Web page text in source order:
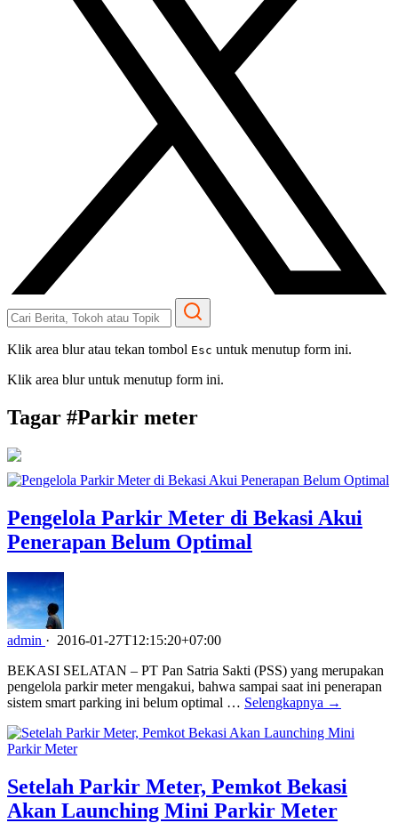
Klik area blur atau tekan tombol Esc untuk menutup form ini.
Klik area blur untuk menutup form ini.
Tagar #Parkir meter
Pengelola Parkir Meter di Bekasi Akui
Penerapan Belum Optimal
admin · 2016-01-27T12:15:20+07:00
BEKASI SELATAN – PT Pan Satria Sakti (PSS) yang merupakan
pengelola parkir meter mengakui, bahwa sampai saat ini penerapan
sistem smart parking ini belum optimal … Selengkapnya →
Setelah Parkir Meter, Pemkot Bekasi
Akan Launching Mini Parkir Meter